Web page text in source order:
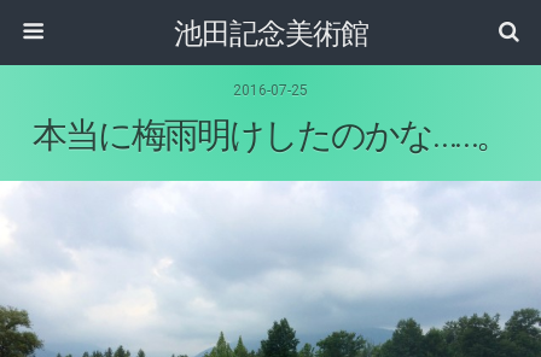
池田記念美術館
2016-07-25
本当に梅雨明けしたのかな……。